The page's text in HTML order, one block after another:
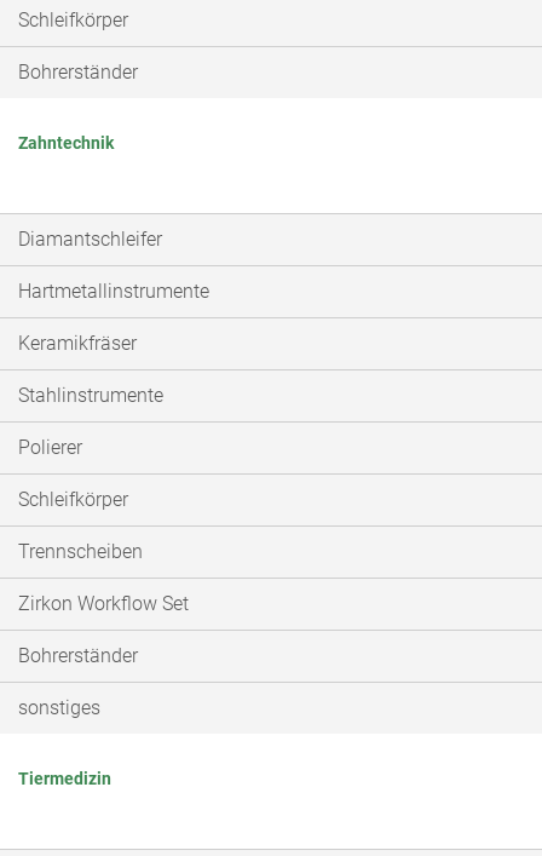
Schleifkörper
Bohrerständer
Zahntechnik
Diamantschleifer
Hartmetallinstrumente
Keramikfräser
Stahlinstrumente
Polierer
Schleifkörper
Trennscheiben
Zirkon Workflow Set
Bohrerständer
sonstiges
Tiermedizin